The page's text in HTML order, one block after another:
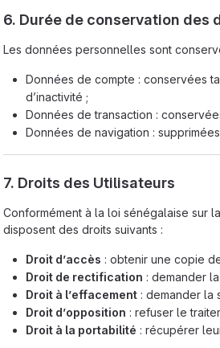
6. Durée de conservation des
Les données personnelles sont
Données de compte : conservées
d’inactivité ;
Données de transaction :
Données de navigation :
7. Droits des Utilisateurs
Conformément à la loi sénégalaise sur
disposent des droits suivants :
Droit d’accès : obtenir une copie
Droit de rectification : demander
Droit à l’effacement : demander la
Droit d’opposition : refuser le
Droit à la portabilité : récupérer